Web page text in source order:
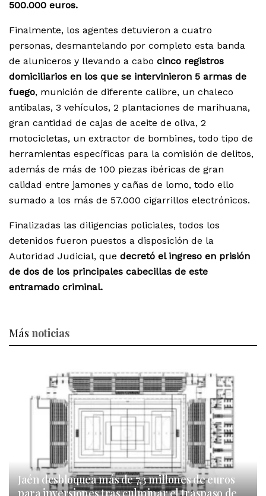
500.000 euros.
Finalmente, los agentes detuvieron a cuatro
personas, desmantelando por completo esta banda
de aluniceros y llevando a cabo cinco registros
domiciliarios en los que se intervinieron 5 armas de
fuego, munición de diferente calibre, un chaleco
antibalas, 3 vehículos, 2 plantaciones de marihuana,
gran cantidad de cajas de aceite de oliva, 2
motocicletas, un extractor de bombines, todo tipo de
herramientas específicas para la comisión de delitos,
además de más de 100 piezas ibéricas de gran
calidad entre jamones y cañas de lomo, todo ello
sumado a los más de 57.000 cigarrillos electrónicos.
Finalizadas las diligencias policiales, todos los
detenidos fueron puestos a disposición de la
Autoridad Judicial, que decretó el ingreso en prisión
de dos de los principales cabecillas de este
entramado criminal.
Más noticias
Jaén desbloquea más de 7,3 millones de euros
para inversiones tras culminar el traspaso de